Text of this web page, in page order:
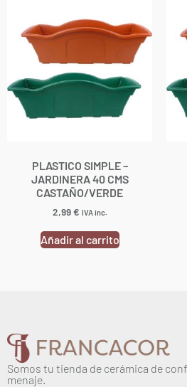
PLASTICO SIMPLE –
JARDINERA 40 CMS
CASTAÑO/VERDE
2,99€ IVA inc.
Añadir al carrito
Somos tu tienda de cerámica de
menaje.